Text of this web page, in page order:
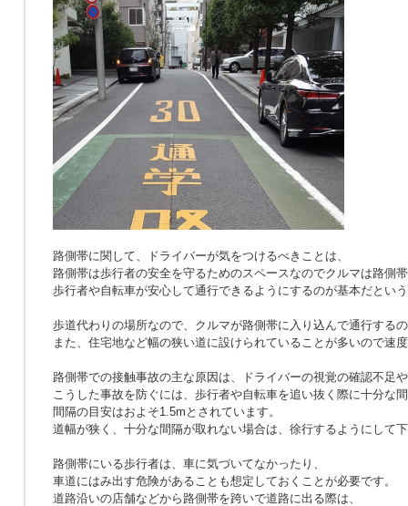
路側帯に関して、ドライバーが気をつけるべきことは、
路側帯は歩行者の安全を守るためのスペースなのでクルマは路側
歩行者や自転車が安心して通行できるようにするのが基本だとい
歩道代わりの場所なので、クルマが路側帯に入り込んで通行する
また、住宅地など幅の狭い道に設けられていることが多いので速
路側帯での接触事故の主な原因は、ドライバーの視覚の確認不足
こうした事故を防ぐには、歩行者や自転車を追い抜く際に十分な
間隔の目安はおよそ1.5mとされています。
道幅が狭く、十分な間隔が取れない場合は、徐行するようにして
路側帯にいる歩行者は、車に気づいてなかったり、
車道にはみ出す危険があることも想定しておくことが必要です。
道路沿いの店舗などから路側帯を跨いで道路に出る際は、